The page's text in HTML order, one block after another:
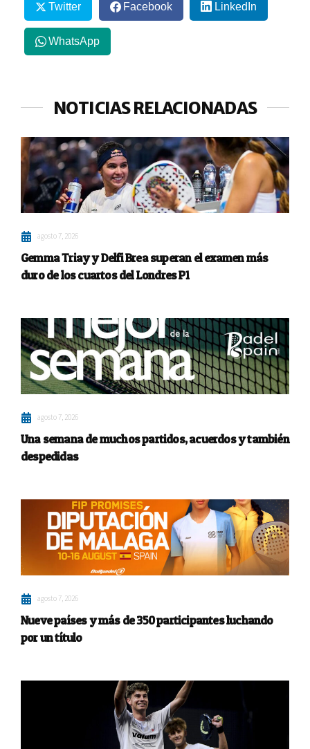
Twitter Facebook LinkedIn
WhatsApp
NOTICIAS RELACIONADAS
agosto 7, 2026
Gemma Triay y Delfi Brea superan el examen más
duro de los cuartos del Londres P1
agosto 7, 2026
Una semana de muchos partidos, acuerdos y también
despedidas
agosto 7, 2026
Nueve países y más de 350 participantes luchando
por un título